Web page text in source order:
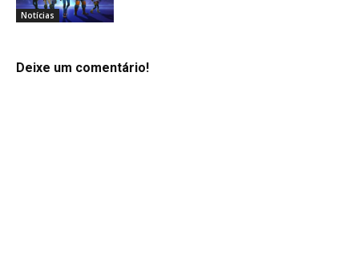
Notícias
Deixe um comentário!